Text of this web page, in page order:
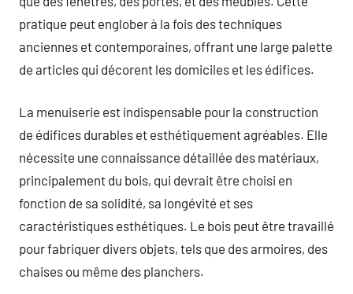
pratique peut englober à la fois des techniques
anciennes et contemporaines, offrant une large palette
de articles qui décorent les domiciles et les édifices.
La menuiserie est indispensable pour la construction
de édifices durables et esthétiquement agréables. Elle
nécessite une connaissance détaillée des matériaux,
principalement du bois, qui devrait être choisi en
fonction de sa solidité, sa longévité et ses
caractéristiques esthétiques. Le bois peut être travaillé
pour fabriquer divers objets, tels que des armoires, des
chaises ou même des planchers.